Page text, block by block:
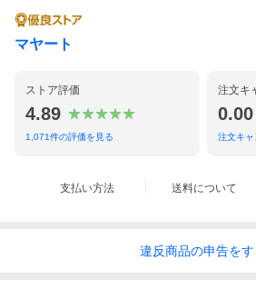
マヤート
ストア評価
4.89
1,071件の評価を見る
注文キ
0.00
注文キャ
支払い方法 送料について
違反商品の申告をす